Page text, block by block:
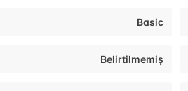
Basic
Belirtilmemiş